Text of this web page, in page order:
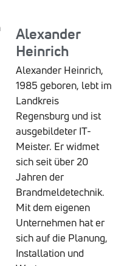
Alexander
Heinrich
Alexander Heinrich,
1985 geboren, lebt im
Landkreis
Regensburg und ist
ausgebildeter IT-
Meister. Er widmet
sich seit über 20
Jahren der
Brandmeldetechnik.
Mit dem eigenen
Unternehmen hat er
sich auf die Planung,
Installation und